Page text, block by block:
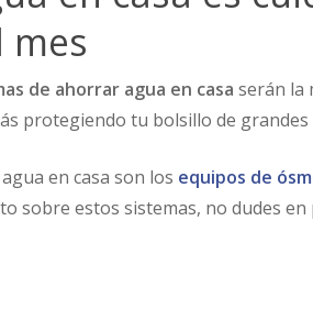
de ahorrar agua en casa serán la
protegiendo tu bolsillo de grandes
en casa son los equipos de
sobre estos sistemas, no dudes